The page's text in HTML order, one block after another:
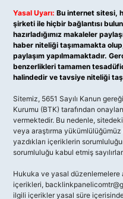
Yasal Uyarı: Bu internet sitesi,
şirketi ile hiçbir bağlantısı
hazırladığımız makaleler
haber niteliği taşımamakta
paylaşım yapılmamaktadır.
benzerlikleri tamamen
halindedir ve tavsiye niteliği
Sitemiz, 5651 Sayılı Kanun
Kurumu (BTK) tarafından
vermektedir. Bu nedenle,
veya araştırma
yazdıkları içeriklerin
sorumluluğu kabul etmiş
Hukuka ve yasal düzenlemelere
içerikleri,
ilgili içerikler yasal süre